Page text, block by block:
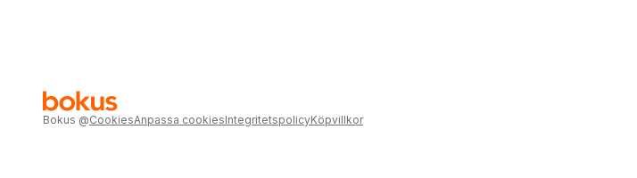
Bokus @CookiesAnpassa cookiesIntegritetspolicyKöpvillkor